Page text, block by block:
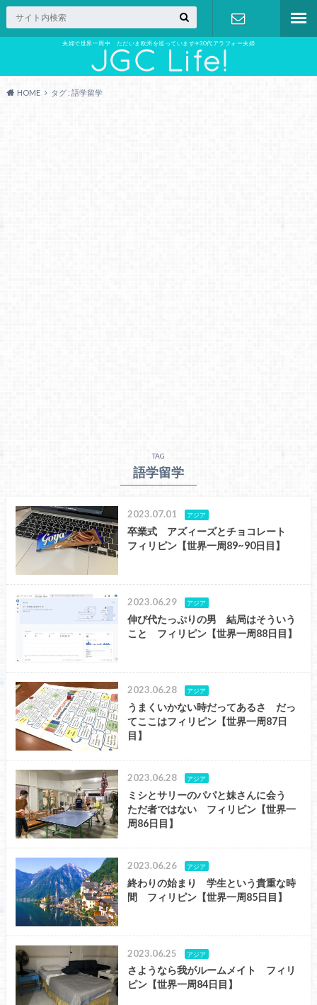
夫婦で世界一周中 ただいま欧州を巡っています✈︎30代アラフォー夫婦
お問い合わ
HOME タグ : 語学留学
TAG
語学留学
2023.07.01 アジア
卒業式 アズィーズとチョコレート
フィリピン【世界一周89~90日目】
2023.06.29 アジア
伸び代たっぷりの男 結局はそういう
こと フィリピン【世界一周88日目】
2023.06.28 アジア
うまくいかない時だってあるさ だっ
てここはフィリピン【世界一周87日
目】
2023.06.28 アジア
ミシとサリーのパパと妹さんに会う
ただ者ではない フィリピン【世界一
周86日目】
2023.06.26 アジア
終わりの始まり 学生という貴重な時
間 フィリピン【世界一周85日目】
2023.06.25 アジア
さようなら我がルームメイト フィリ
ピン【世界一周84日目】